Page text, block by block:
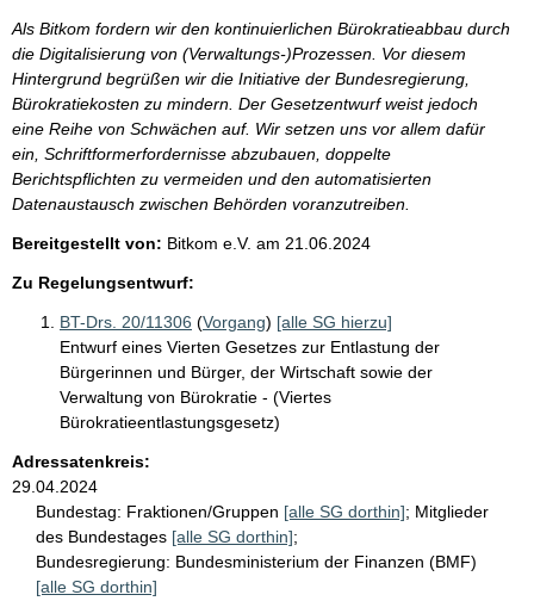
Als Bitkom fordern wir den kontinuierlichen Bürokratieabbau durch
die Digitalisierung von (Verwaltungs-)Prozessen. Vor diesem
Hintergrund begrüßen wir die Initiative der Bundesregierung,
Bürokratiekosten zu mindern. Der Gesetzentwurf weist jedoch
eine Reihe von Schwächen auf. Wir setzen uns vor allem dafür
ein, Schriftformerfordernisse abzubauen, doppelte
Berichtspflichten zu vermeiden und den automatisierten
Datenaustausch zwischen Behörden voranzutreiben.
Bereitgestellt von: Bitkom e.V. am 21.06.2024
Zu Regelungsentwurf:
BT-Drs. 20/11306 (Vorgang) [alle SG hierzu]
Entwurf eines Vierten Gesetzes zur Entlastung der
Bürgerinnen und Bürger, der Wirtschaft sowie der
Verwaltung von Bürokratie - (Viertes
Bürokratieentlastungsgesetz)
Adressatenkreis:
29.04.2024
Bundestag: Fraktionen/Gruppen [alle SG dorthin]; Mitglieder
des Bundestages [alle SG dorthin];
Bundesregierung: Bundesministerium der Finanzen (BMF)
[alle SG dorthin]